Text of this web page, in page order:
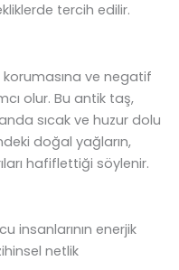
tercih edilir.
ve negatif
olur. Bu antik taş,
sıcak ve huzur dolu
doğal yağların,
hafiflettiği söylenir.
insanlarının enerjik
netlik